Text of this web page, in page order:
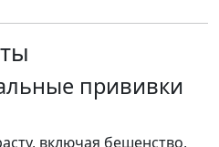
прививки
включая бешенство,